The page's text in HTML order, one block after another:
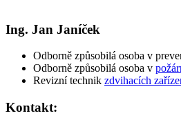
Ing. Jan Janíček
Odborně způsobilá osoba v
Odborně způsobilá osoba v
Revizní technik zdvihacích
Kontakt: